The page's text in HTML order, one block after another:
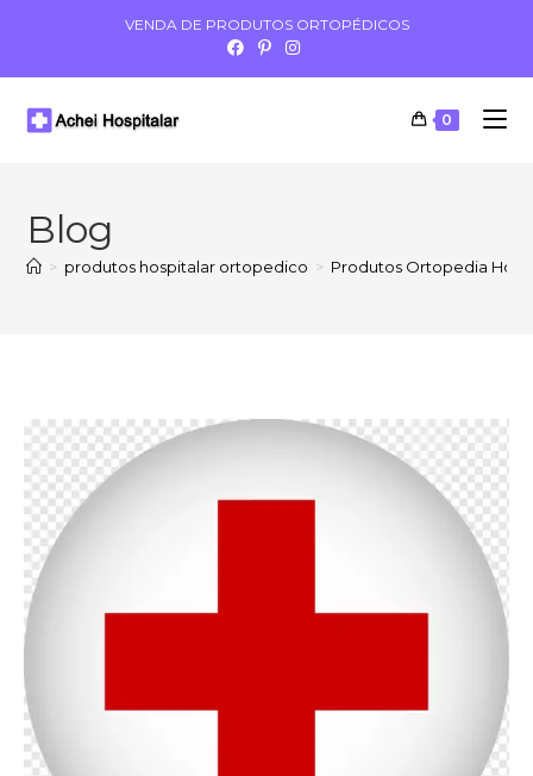
VENDA DE PRODUTOS ORTOPÉDICOS
0
Blog
> produtos hospitalar ortopedico > Produtos Ortopedia